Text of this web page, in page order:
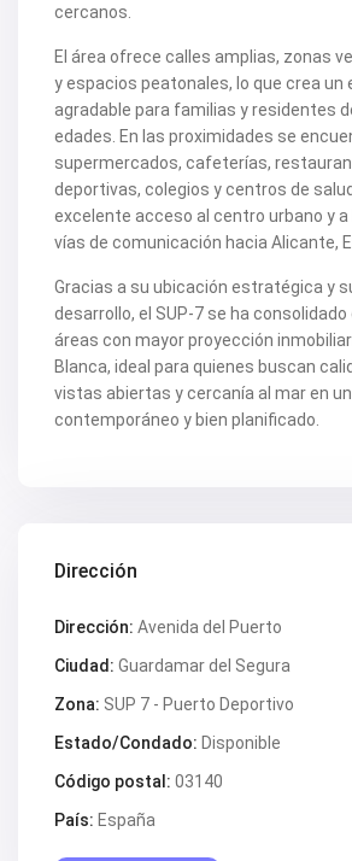
V2303
V2308
V2309
V2313
V2314
V2316
V2317
V2320
V2325
V2333
V2341
V2345
V2347
V2349
V2351
V2352
V2369
V2372
V2375
V2388
V2393
V2397
V2404
V2407
V2414
cercanos.
El área ofrece calles amplias, zonas
y espacios peatonales, lo que crea un
agradable para familias y residentes
edades. En las proximidades se
supermercados, cafeterías,
deportivas, colegios y centros de
excelente acceso al centro urbano y
vías de comunicación hacia Alicante,
Gracias a su ubicación estratégica y
desarrollo, el SUP-7 se ha
áreas con mayor proyección
Blanca, ideal para quienes buscan
vistas abiertas y cercanía al mar en
contemporáneo y bien planificado.
Dirección
Dirección: Avenida del Puerto
Ciudad: Guardamar del Segura
Zona: SUP 7 - Puerto Deportivo
Estado/Condado: Disponible
Código postal: 03140
País: España